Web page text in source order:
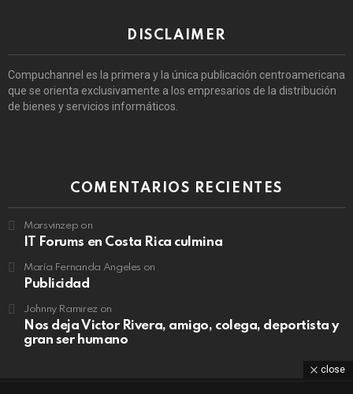
DISCLAIMER
Compuchannel es la primera y la única publicación centroamericana
que se orienta exclusivamente a los empresarios de la distribución
de bienes y servicios informáticos.
COMENTARIOS RECIENTES
Marsvinzep on
IT Forums en Costa Rica culmina
María Fernanda Angeles on
Publicidad
Johnny Ramirezon
Nos deja Victor Rivera, amigo, colega, deportista y
gran ser humano
close